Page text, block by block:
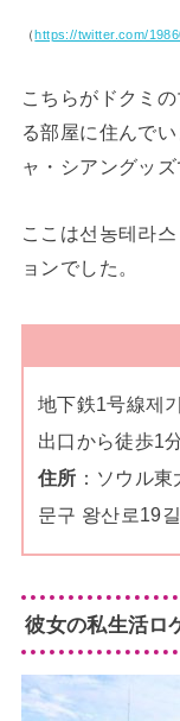
（https://twitter.com/
こちらがドクミ
る部屋に住んで
ャ・シアングッ
ここは선농테라
ョンでした。
地下鉄1号線제
出口から徒歩1分
住所 ：ソウル
문구 왕산로19길
彼女の私生活ロ